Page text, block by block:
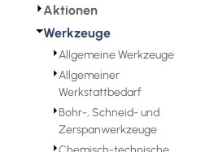
⏵Aktionen
⏷Werkzeuge
⏵Allgemeine Werkzeuge
⏵Allgemeiner
Werkstattbedarf
⏵Bohr-, Schneid- und
Zerspanwerkzeuge
⏵